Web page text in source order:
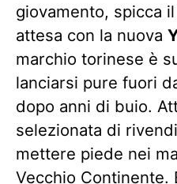
giovamento, spicca
attesa con la nuova
marchio torinese è
lanciarsi pure fuori
dopo anni di buio.
selezionata di
mettere piede nei
Vecchio Continente.